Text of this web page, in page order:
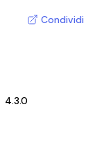
Condividi
4.3.0